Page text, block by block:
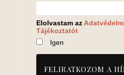
Elolvastam az
Tájékoztatót
Igen